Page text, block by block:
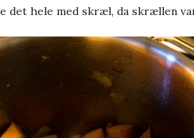
det hele med skræl, da skrællen